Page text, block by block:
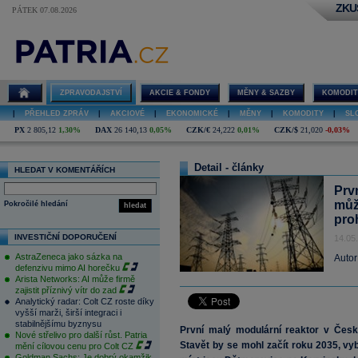
PÁTEK 07.08.2026
ZPRAVODAJSTVÍ AKCIE & FONDY MĚNY & SAZBY
PŘEHLED ZPRÁV AKCIOVÉ EKONOMICKÉ MĚNY KOMODITY
PX 2 805,12 1,30% DAX 26 140,13 0,05% CZK/€ 24,222 0,01% CZK/$ 21,020 -0,03%
HLEDAT V KOMENTÁŘÍCH
hledat
Pokročilé hledání
INVESTIČNÍ DOPORUČENÍ
AstraZeneca jako sázka na
defenzivu mimo AI horečku
Arista Networks: AI může firmě
zajistit příznivý vítr do zad
Analytický radar: Colt CZ roste díky
vyšší marži, širší integraci i
stabilnějšímu byznysu
Nové střelivo pro další růst. Patria
mění cílovou cenu pro Colt CZ
Detail - články
První malý modulární reaktor v
Stavět by se mohl začít roku 2035,